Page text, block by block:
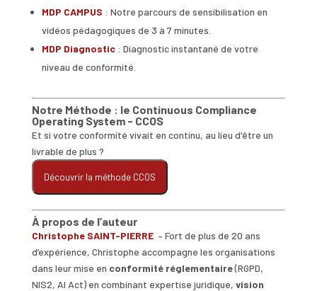
MDP CAMPUS : Notre parcours de sensibilisation en
vidéos pédagogiques de 3 à 7 minutes.
MDP Diagnostic : Diagnostic instantané de votre
niveau de conformité.
Notre Méthode : le Continuous Compliance
Operating System - CCOS
Et si votre conformité vivait en continu, au lieu d'être un
livrable de plus ?
Découvrir la méthode CCOS
À propos de l’auteur
Christophe SAINT-PIERRE– Fort de plus de 20 ans
d’expérience, Christophe accompagne les organisations
dans leur mise en conformité réglementaire(RGPD,
NIS2, AI Act) en combinant expertise juridique, vision